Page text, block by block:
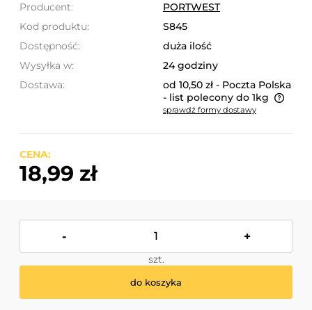
Producent:
PORTWEST
Kod produktu:
S845
Dostępność:
duża ilość
Wysyłka w:
24 godziny
Dostawa:
od 10,50 zł - Poczta Polska
- list polecony do 1kg
Cena nie zawiera ewentualnych kosztów płatności
sprawdź formy dostawy
CENA:
18,99 zł
- +
szt.
do koszyka